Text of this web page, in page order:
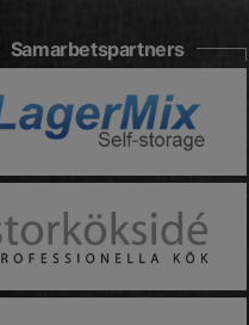
Samarbetspartners